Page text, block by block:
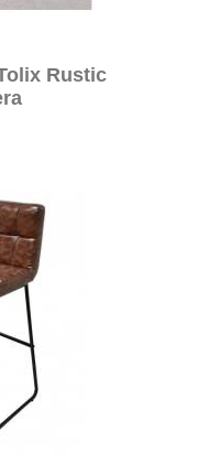
Rustic